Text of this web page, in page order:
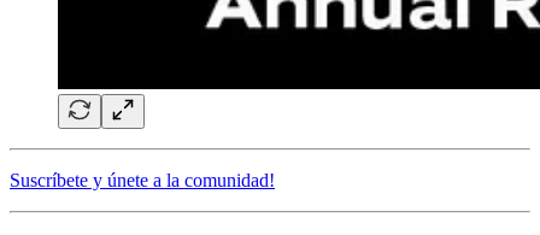
Suscríbete y únete a la comunidad!